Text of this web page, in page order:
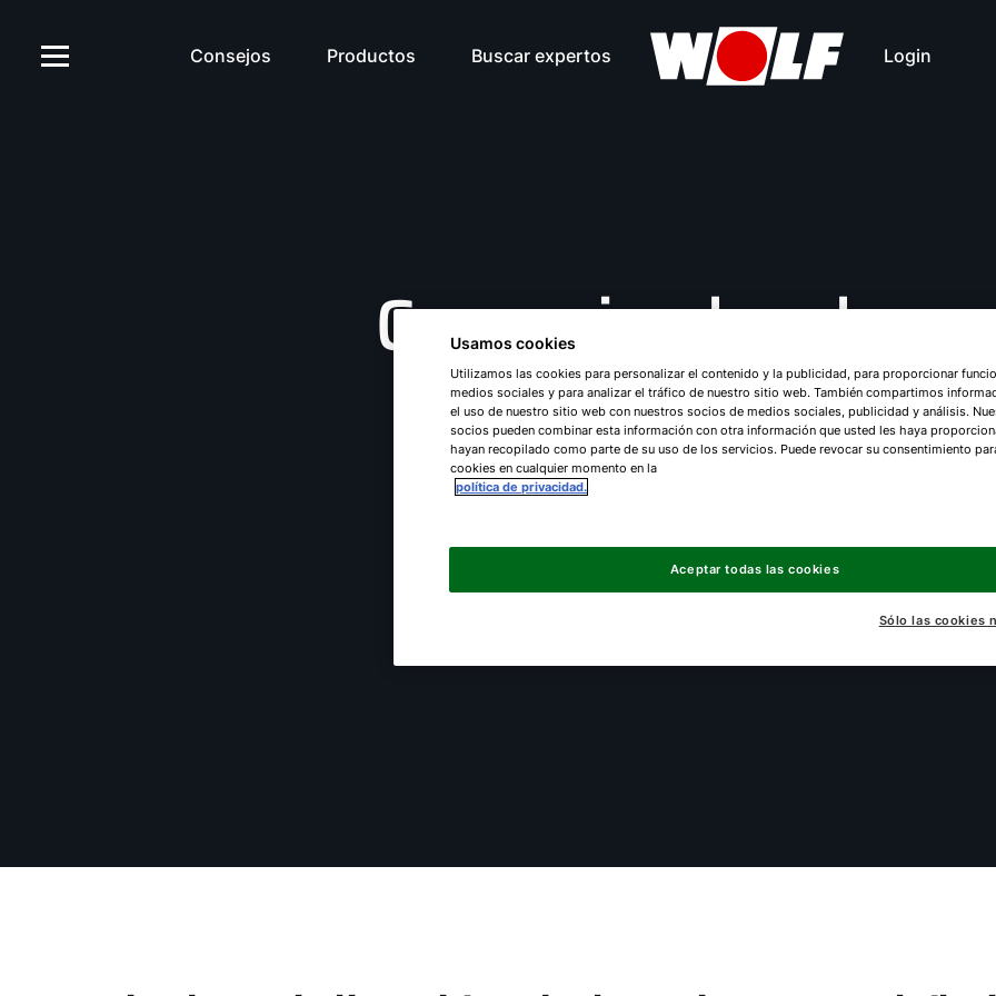
Consejos Productos Buscar expertos Login
Comunicados de
Junio 2024
Usamos cookies
Utilizamos las cookies para personalizar el contenido y la publicidad, para proporcionar
medios sociales y para analizar el tráfico de nuestro sitio web. También compartimos
el uso de nuestro sitio web con nuestros socios de medios sociales, publicidad y análisis.
socios pueden combinar esta información con otra información que usted les haya
hayan recopilado como parte de su uso de los servicios. Puede revocar su consentimiento
cookies en cualquier momento en la
política de privacidad.
Sólo las cookies
Aceptar todas las cookies